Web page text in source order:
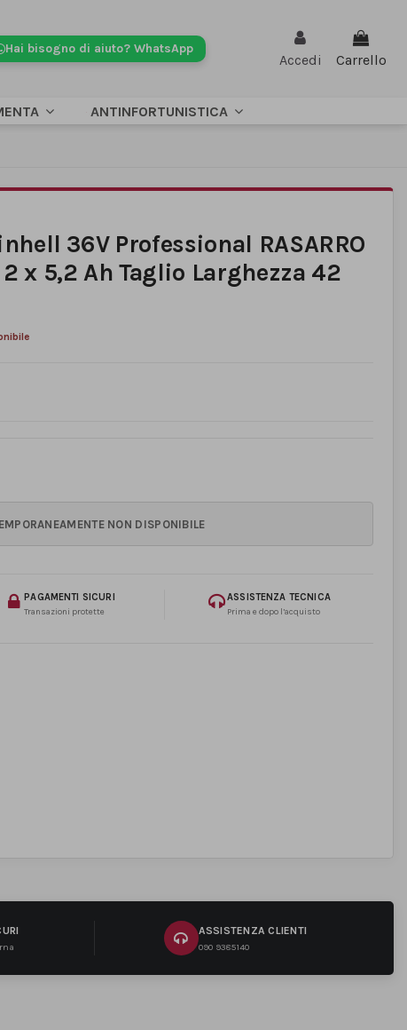
Hai bisogno di aiuto? WhatsApp
Accedi Carrello
ANTINFORTUNISTICA
36V Professional RASARRO
x 5,2 Ah Taglio Larghezza 42
PAGAMENTI SICURI
Transazioni protette
ASSISTENZA TECNICA
Prima e dopo l’acquisto
ASSISTENZA CLIENTI
090 9385140